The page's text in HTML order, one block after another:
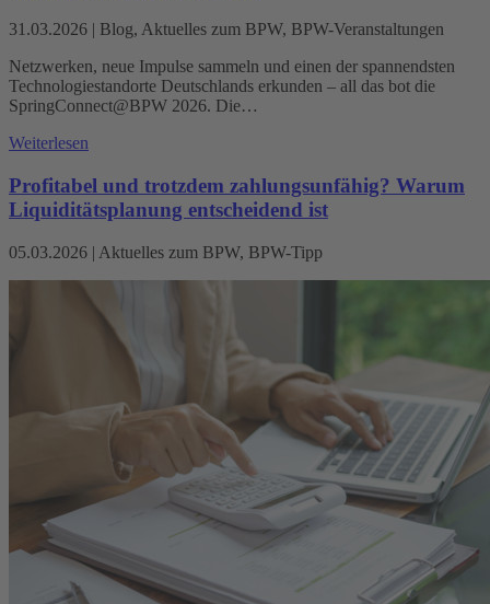
31.03.2026 | Blog, Aktuelles zum BPW, BPW-Veranstaltungen
Netzwerken, neue Impulse sammeln und einen der spannendsten
Technologiestandorte Deutschlands erkunden – all das bot die
SpringConnect@BPW 2026. Die…
Weiterlesen
Profitabel und trotzdem zahlungsunfähig? Warum
Liquiditätsplanung entscheidend ist
05.03.2026 | Aktuelles zum BPW, BPW-Tipp